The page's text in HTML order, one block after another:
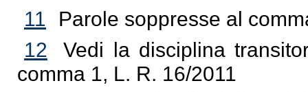
11
Parole soppresse al
12
Vedi la disciplina
comma 1, L. R. 16/2011